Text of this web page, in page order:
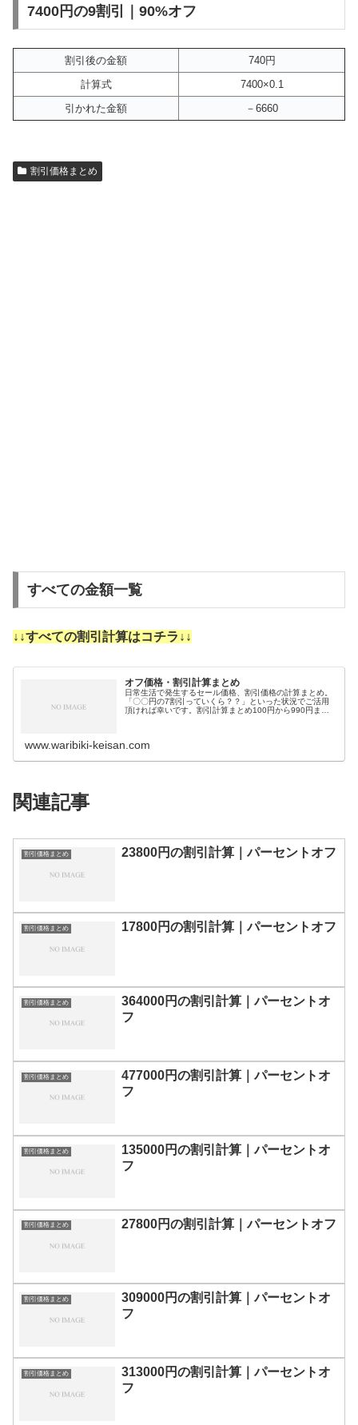
7400円の9割引｜90%オフ
割引後の金額
740円
計算式
7400×0.1
引かれた金額
－6660
割引価格まとめ
すべての金額一覧
↓↓すべての割引計算はコチラ↓↓
オフ価格・割引計算まとめ
日常生活で発生するセール価格、割引価格の計算まとめ。
「〇〇円の7割引っていくら？？」といった状況でご活用
頂ければ幸いです。割引計算まとめ100円から990円まで
www.waribiki-keisan.com
関連記事
割引価格まとめ 23800円の割引計算｜パーセントオフ
割引価格まとめ 17800円の割引計算｜パーセントオフ
割引価格まとめ
364000円の割引計算｜パーセントオ
フ
割引価格まとめ
477000円の割引計算｜パーセントオ
フ
割引価格まとめ
135000円の割引計算｜パーセントオ
フ
割引価格まとめ 27800円の割引計算｜パーセントオフ
割引価格まとめ
309000円の割引計算｜パーセントオ
フ
割引価格まとめ
313000円の割引計算｜パーセントオ
フ